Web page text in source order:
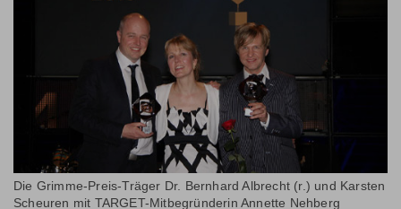
Die Grimme-Preis-Träger Dr. Bernhard Albrecht (r.) und Karsten
Scheuren mit TARGET-Mitbegründerin Annette Nehberg